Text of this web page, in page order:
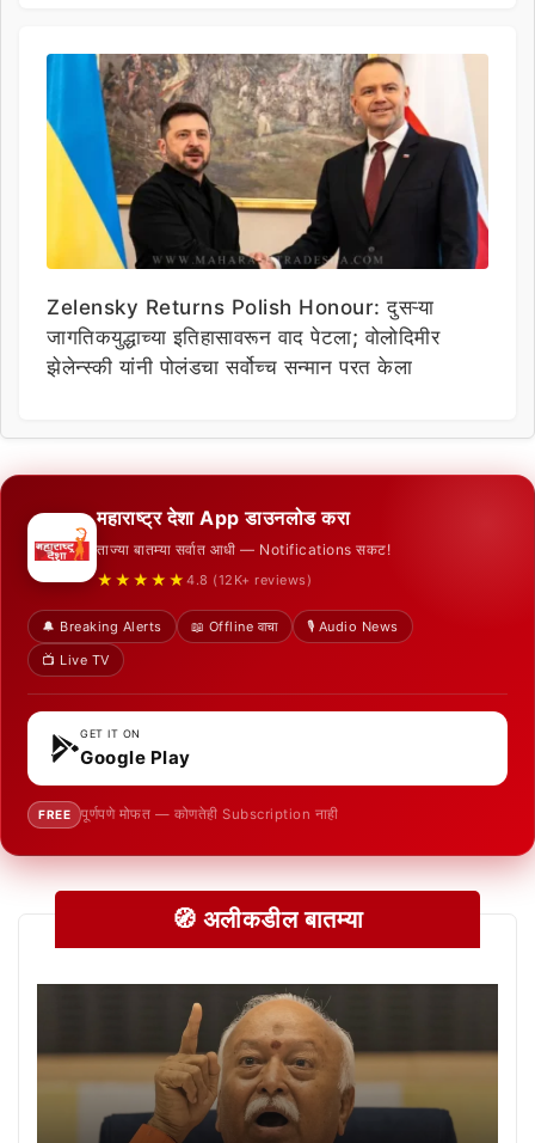
Zelensky Returns Polish Honour: दुसऱ्या
जागतिकयुद्धाच्या इतिहासावरून वाद पेटला; वोलोदिमीर
झेलेन्स्की यांनी पोलंडचा सर्वोच्च सन्मान परत केला
महाराष्ट्र देशा App डाउनलोड करा
ताज्या बातम्या सर्वात आधी — Notifications सकट!
★★★★★ 4.8 (12K+ reviews)
🔔 Breaking Alerts 📖 Offline वाचा
🎙️ Audio News
📺 Live TV
GET IT ON
Google Play
FREE पूर्णपणे मोफत — कोणतेही Subscription नाही
🧭 अलीकडील बातम्या